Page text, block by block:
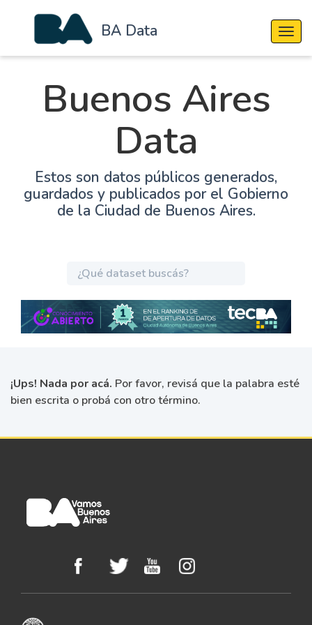
BA Data
Buenos Aires
Data
Estos son datos públicos generados,
guardados y publicados por el Gobierno
de la Ciudad de Buenos Aires.
¡Ups! Nada por acá. Por favor, revisá que la palabra esté
bien escrita o probá con otro término.